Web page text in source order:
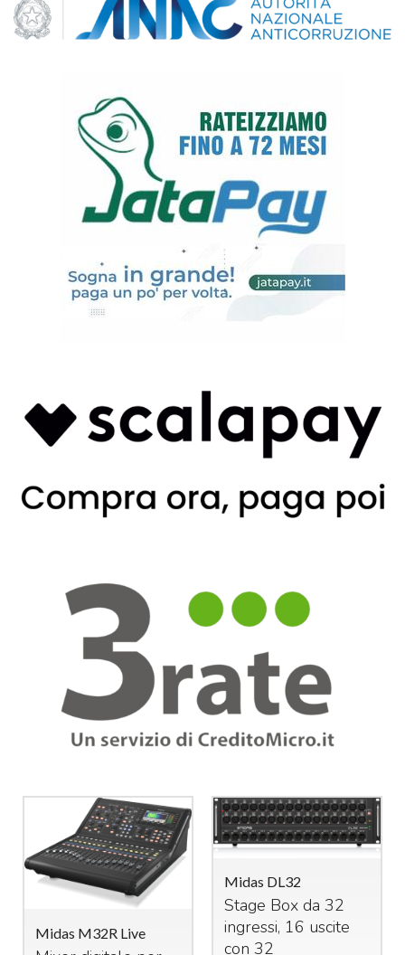
Midas M32R Live
Midas DL32
Stage Box da 32
ingressi, 16 uscite
con 32